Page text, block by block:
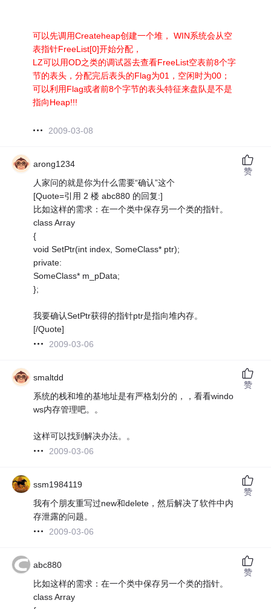
可以先调用Createheap创建一个堆， WIN系统会从空
表指针FreeList[0]开始分配，
LZ可以用OD之类的调试器去查看FreeList空表前8个字
节的表头，分配完后表头的Flag为01，空闲时为00；
可以利用Flag或者前8个字节的表头特征来盘队是不是
指向Heap!!!
2009-03-08
arong1234
人家问的就是你为什么需要“确认”这个
[Quote=引用 2 楼 abc880 的回复:]
比如这样的需求：在一个类中保存另一个类的指针。
class Array
{
void SetPtr(int index, SomeClass* ptr);
private:
SomeClass* m_pData;
};
我要确认SetPtr获得的指针ptr是指向堆内存。
[/Quote]
2009-03-06
赞
smaltdd
系统的栈和堆的基地址是有严格划分的，，看看windo
ws内存管理吧。。
这样可以找到解决办法。。
2009-03-06
赞
ssm1984119
我有个朋友重写过new和delete，然后解决了软件中内
存泄露的问题。
2009-03-06
赞
abc880
比如这样的需求：在一个类中保存另一个类的指针。
class Array
赞